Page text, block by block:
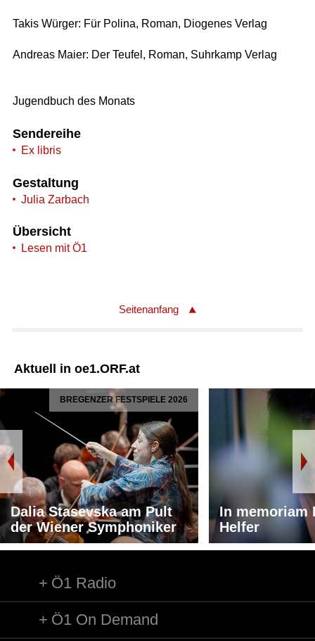
Takis Würger: Für Polina, Roman, Diogenes Verlag
Andreas Maier: Der Teufel, Roman, Suhrkamp Verlag
Jugendbuch des Monats
Sendereihe
Ex libris
Gestaltung
Julia Zarbach
Übersicht
Lesen mit Ö1
Seitenanfang
Aktuell in oe1.ORF.at
BREGENZER FESTSPIELE 2026
Dalia Stasevska am Pult
der Wiener Symphoniker
In memoriam
Helfer
Ö1 Radio
Ö1 On Demand